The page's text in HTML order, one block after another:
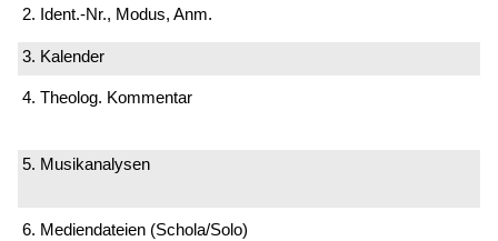
2. Ident.-Nr., Modus, Anm.
3. Kalender
4. Theolog. Kommentar
5. Musikanalysen
6. Mediendateien (Schola/Solo)